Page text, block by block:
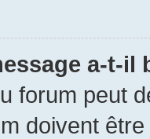
a-t-il
forum peut
doivent